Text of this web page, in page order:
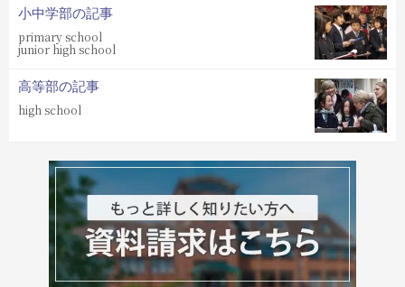
小中学部の記事
primary school
junior high school
高等部の記事
high school